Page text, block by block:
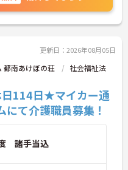
きる環境で
どお話致しま
更新日：2026年08月05日
都南あけぼの荘
社会福祉法
日114日★マイカー通
て介護職員募集！
諸手当込